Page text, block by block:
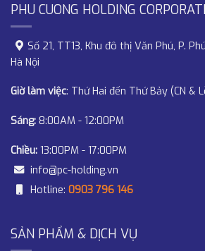
PHU CUONG HOLDING
Số 21, TT13, Khu đô thị Văn Phú, P.
Hà Nội
Giờ làm việc: Thứ Hai đến Thứ Bảy (CN &
Sáng: 8:00AM - 12:00PM
Chiều: 13:00PM - 17:00PM
info@pc-holding.vn
Hotline: 0903 796 146
SẢN PHẨM & DỊCH VỤ